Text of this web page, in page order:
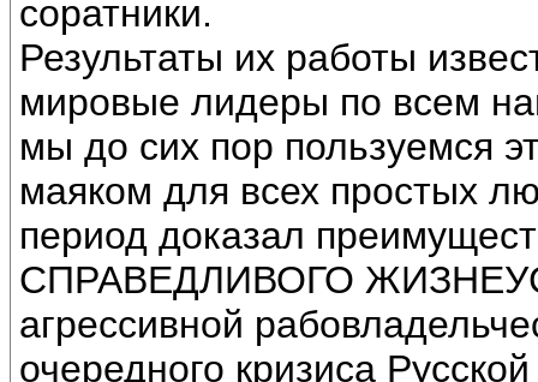
соратники.
Результаты их работы
мировые лидеры по всем
мы до сих пор пользуемся
маяком для всех простых
период доказал
СПРАВЕДЛИВОГО
агрессивной
очередного кризиса